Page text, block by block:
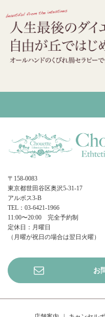
〒158-0083
東京都世田谷区奥沢5-31-17
アルボス3-B
TEL：03-6421-1966
11:00〜20:00 完全予約制
定休日：月曜日
（月曜が祝日の場合は翌日火曜）
お